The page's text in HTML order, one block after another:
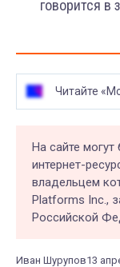
говорится в
Читайте
На сайте
интернет-
владельцем
Platforms Inc.,
Российской
Иван Шурупов13